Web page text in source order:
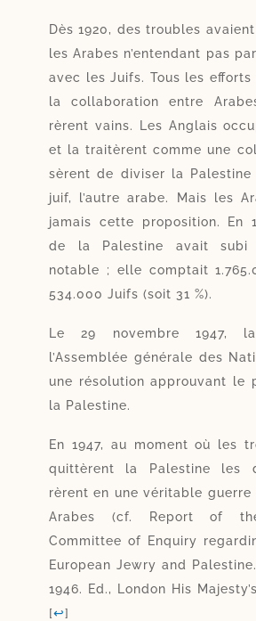
Dès 1920, des troubles
les Arabes n’entendant pas
avec les Juifs. Tous les
la colla­boration entre
rèrent vains. Les Anglais
et la trai­tèrent comme une
sèrent de divi­ser la Palestine
juif, l’autre arabe. Mais les
jamais cette pro­po­si­tion. En
de la Palestine avait subi
notable ; elle comp­tait
534.000 Juifs (soit 31 %).
Le 29 novembre 1947,
l’Assemblée géné­rale des
une réso­lu­tion approu­vant le
la Palestine.
En 1947, au moment où les
quit­tèrent la Palestine les
rèrent en une véri­table
Arabes (cf. Report of the
Committee of Enquiry
European Jewry and
1946. Ed., London His
[↩]